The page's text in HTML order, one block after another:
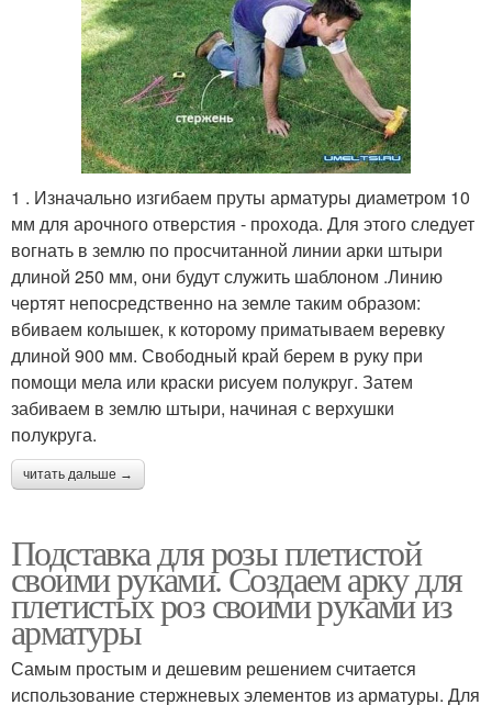
1 . Изначально изгибаем пруты арматуры диаметром 10
мм для арочного отверстия - прохода. Для этого следует
вогнать в землю по просчитанной линии арки штыри
длиной 250 мм, они будут служить шаблоном .Линию
чертят непосредственно на земле таким образом:
вбиваем колышек, к которому приматываем веревку
длиной 900 мм. Свободный край берем в руку при
помощи мела или краски рисуем полукруг. Затем
забиваем в землю штыри, начиная с верхушки
полукруга.
читать дальше →
Подставка для розы плетистой
своими руками. Создаем арку для
плетистых роз своими руками из
арматуры
Самым простым и дешевим решением считается
использование стержневых элементов из арматуры. Для